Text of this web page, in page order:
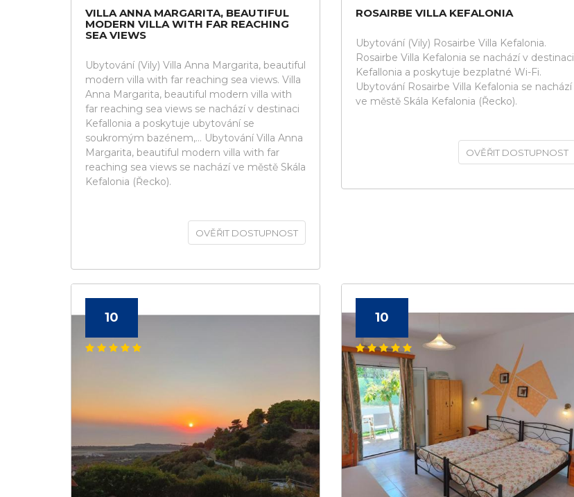
VILLA ANNA MARGARITA, BEAUTIFUL
MODERN VILLA WITH FAR REACHING
SEA VIEWS
Ubytování (Vily) Villa Anna Margarita, beautiful
modern villa with far reaching sea views. Villa
Anna Margarita, beautiful modern villa with
far reaching sea views se nachází v destinaci
Kefallonia a poskytuje ubytování se
soukromým bazénem,... Ubytování Villa Anna
Margarita, beautiful modern villa with far
reaching sea views se nachází ve městě Skála
Kefalonia (Řecko).
OVĚŘIT DOSTUPNOST
ROSAIRBE VILLA KEFALONIA
Ubytování (Vily) Rosairbe Villa Kefalonia.
Rosairbe Villa Kefalonia se nachází v destinaci
Kefallonia a poskytuje bezplatné Wi-Fi.
Ubytování Rosairbe Villa Kefalonia se nachází
ve městě Skála Kefalonia (Řecko).
OVĚŘIT DOSTUPNOST
10 10